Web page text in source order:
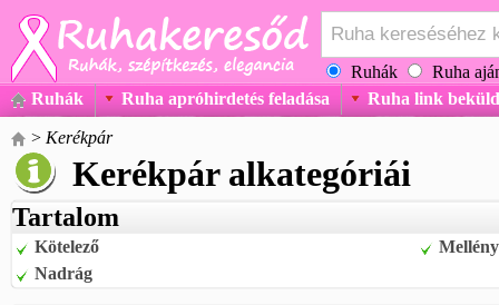
Ruhák
Ruha
Ruhák
Ruha apróhirdetés feladása Ruha link
> Kerékpár
Kerékpár alkategóriái
Tartalom
Kötelező
Mellény
Nadrág